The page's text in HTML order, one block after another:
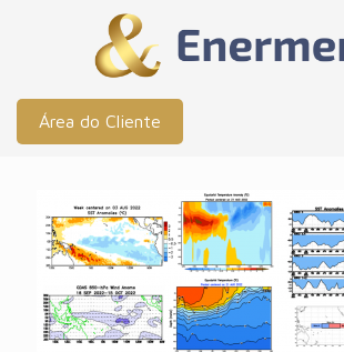
Área do Cliente